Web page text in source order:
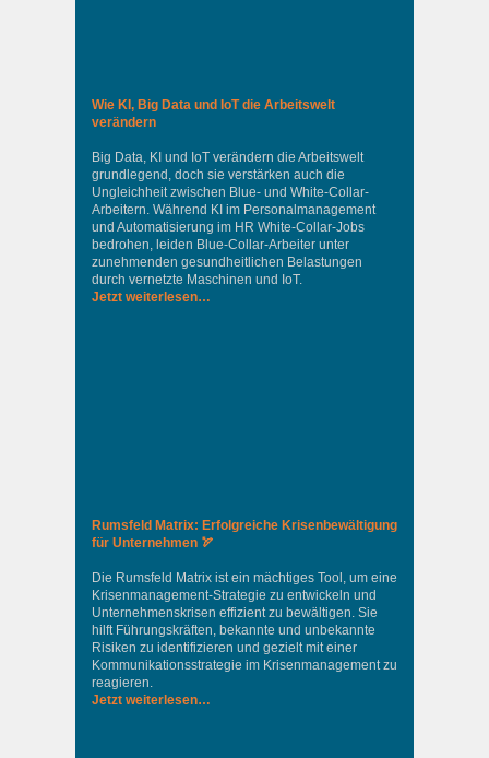
Wie KI, Big Data und IoT die Arbeitswelt
verändern
Big Data, KI und IoT verändern die Arbeitswelt
grundlegend, doch sie verstärken auch die
Ungleichheit zwischen Blue- und White-Collar-
Arbeitern. Während KI im Personalmanagement
und Automatisierung im HR White-Collar-Jobs
bedrohen, leiden Blue-Collar-Arbeiter unter
zunehmenden gesundheitlichen Belastungen
durch vernetzte Maschinen und IoT.
Jetzt weiterlesen…
Rumsfeld Matrix: Erfolgreiche Krisenbewältigung
für Unternehmen 🏹
Die Rumsfeld Matrix ist ein mächtiges Tool, um eine
Krisenmanagement-Strategie zu entwickeln und
Unternehmenskrisen effizient zu bewältigen. Sie
hilft Führungskräften, bekannte und unbekannte
Risiken zu identifizieren und gezielt mit einer
Kommunikationsstrategie im Krisenmanagement zu
reagieren.
Jetzt weiterlesen…